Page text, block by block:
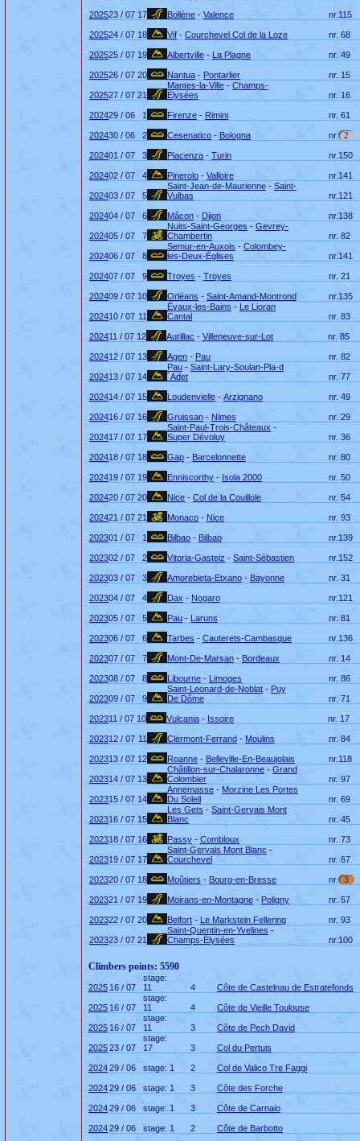
202523 / 07 17 Bollène - Valence nr. 115
202524 / 07 18 Vif - Courchevel Col de la Loze nr. 68
202525 / 07 19 Albertville - La Plagne nr. 49
202526 / 07 20 Nantua - Pontarlier nr. 15
202527 / 07 21
Mantes-la-Ville - Champs-
Élysées
nr. 16
202429 / 06 1 Firenze - Rimini nr. 61
202430 / 06 2 Cesenatico - Bologna nr. 2
202401 / 07 3 Piacenza - Turin nr. 150
202402 / 07 4 Pinerolo - Valloire nr. 141
202403 / 07 5
Saint-Jean-de-Maurienne - Saint-
Vulbas
nr. 121
202404 / 07 6 Mâcon - Dijon nr. 138
202405 / 07 7
Nuits-Saint-Georges - Gevrey-
Chambertin
nr. 82
202406 / 07 8
Semur-en-Auxois - Colombey-
les-Deux-Églises
nr. 141
202407 / 07 9 Troyes - Troyes nr. 21
202409 / 07 10 Orléans - Saint-Amand-Montrond nr. 135
202410 / 07 11
Évaux-les-Bains - Le Lioran
Cantal
nr. 83
202411 / 07 12 Aurillac - Villeneuve-sur-Lot nr. 85
202412 / 07 13 Agen - Pau nr. 82
202413 / 07 14
Pau - Saint-Lary-Soulan-Pla-d
´Adet
nr. 77
202414 / 07 15 Loudenvielle - Arzignano nr. 49
202416 / 07 16 Gruissan - Nimes nr. 29
202417 / 07 17
Saint-Paul-Trois-Châteaux -
Super Dévoluy
nr. 36
202418 / 07 18 Gap - Barcelonnette nr. 80
202419 / 07 19 Enniscorthy - Isola 2000 nr. 50
202420 / 07 20 Nice - Col de la Couillole nr. 54
202421 / 07 21 Monaco - Nice nr. 93
202301 / 07 1 Bilbao - Bilbao nr. 139
202302 / 07 2 Vitoria-Gasteiz - Saint-Sébastien nr. 152
202303 / 07 3 Amorebieta-Etxano - Bayonne nr. 31
202304 / 07 4 Dax - Nogaro nr. 121
202305 / 07 5 Pau - Laruns nr. 81
202306 / 07 6 Tarbes - Cauterets-Cambasque nr. 136
202307 / 07 7 Mont-De-Marsan - Bordeaux nr. 14
202308 / 07 8 Libourne - Limoges nr. 86
202309 / 07 9
Saint-Leonard-de-Noblat - Puy
De Dôme
nr. 71
202311 / 07 10 Vulcania - Issoire nr. 17
202312 / 07 11 Clermont-Ferrand - Moulins nr. 84
202313 / 07 12 Roanne - Belleville-En-Beaujolais nr. 118
202314 / 07 13
Châtillon-sur-Chalaronne - Grand
Colombier
nr. 97
202315 / 07 14
Annemasse - Morzine Les Portes
Du Soleil
nr. 69
202316 / 07 15
Les Gets - Saint-Gervais Mont
Blanc
nr. 45
202318 / 07 16 Passy - Combloux nr. 73
202319 / 07 17
Saint-Gervais Mont Blanc -
Courchevel
nr. 67
202320 / 07 18 Moûtiers - Bourg-en-Bresse nr. 3
202321 / 07 19 Moirans-en-Montagne - Poligny nr. 57
202322 / 07 20 Belfort - Le Markstein Fellering nr. 93
202323 / 07 21
Saint-Quentin-en-Yvelines -
Champs-Élysées
nr. 100
Climbers points: 5590
2025 16 / 07
stage:
11
4 Côte de Castelnau de Estratefonds
2025 16 / 07
stage:
11
4 Côte de Vieille Toulouse
2025 16 / 07
stage:
11
3 Côte de Pech David
202523 / 07
stage:
17
3 Col du Pertuis
202429 / 06 stage: 1 2 Col de Valico Tre Faggi
202429 / 06 stage: 1 3 Côte des Forche
202429 / 06 stage: 1 3 Côte de Carnaio
202429 / 06 stage: 1 2 Côte de Barbotto